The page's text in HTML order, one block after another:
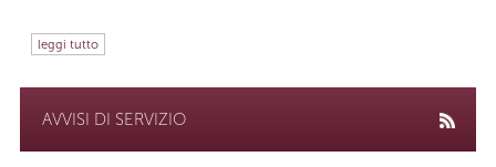
leggi tutto
AVVISI DI SERVIZIO